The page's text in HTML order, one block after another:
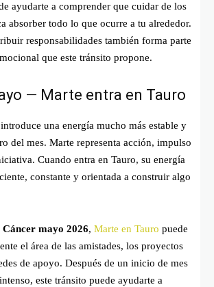
ayudarte a comprender que cuidar de los
absorber todo lo que ocurre a tu alrededor.
responsabilidades también forma parte
que este tránsito propone.
— Marte entra en Tauro
una energía mucho más estable y
del mes. Marte representa acción, impulso
Cuando entra en Tauro, su energía
constante y orientada a construir algo
mayo 2026, Marte en Tauro puede
el área de las amistades, los proyectos
de apoyo. Después de un inicio de mes
este tránsito puede ayudarte a